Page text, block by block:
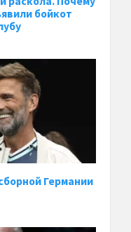
бойкот
Германии